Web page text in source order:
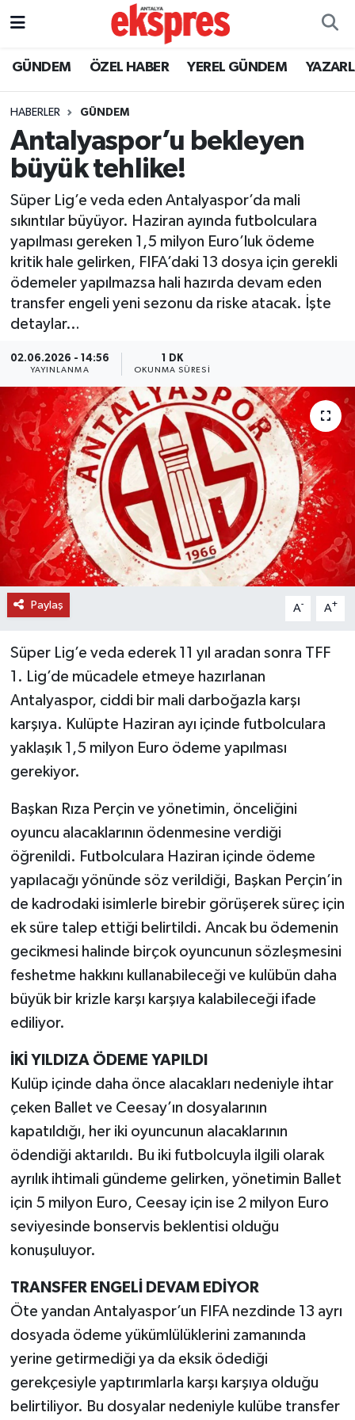
GÜNDEM ÖZEL HABER YEREL GÜNDEM
HABERLER GÜNDEM
Antalyaspor’u bekleyen
büyük tehlike!
Süper Lig’e veda eden Antalyaspor’da mali
sıkıntılar büyüyor. Haziran ayında futbolculara
yapılması gereken 1,5 milyon Euro’luk ödeme
kritik hale gelirken, FIFA’daki 13 dosya için gerekli
ödemeler yapılmazsa hali hazırda devam eden
transfer engeli yeni sezonu da riske atacak. İşte
detaylar…
02.06.2026 - 14:56
YAYINLANMA
1 DK
OKUNMA SÜRESI
Paylaş A- A+
Süper Lig’e veda ederek 11 yıl aradan sonra TFF
1. Lig’de mücadele etmeye hazırlanan
Antalyaspor, ciddi bir mali darboğazla karşı
karşıya. Kulüpte Haziran ayı içinde futbolculara
yaklaşık 1,5 milyon Euro ödeme yapılması
gerekiyor.
Başkan Rıza Perçin ve yönetimin, önceliğini
oyuncu alacaklarının ödenmesine verdiği
öğrenildi. Futbolculara Haziran içinde ödeme
yapılacağı yönünde söz verildiği, Başkan Perçin’in
de kadrodaki isimlerle birebir görüşerek süreç için
ek süre talep ettiği belirtildi. Ancak bu ödemenin
gecikmesi halinde birçok oyuncunun sözleşmesini
feshetme hakkını kullanabileceği ve kulübün daha
büyük bir krizle karşı karşıya kalabileceği ifade
ediliyor.
İKİ YILDIZA ÖDEME YAPILDI
Kulüp içinde daha önce alacakları nedeniyle ihtar
çeken Ballet ve Ceesay’ın dosyalarının
kapatıldığı, her iki oyuncunun alacaklarının
ödendiği aktarıldı. Bu iki futbolcuyla ilgili olarak
ayrılık ihtimali gündeme gelirken, yönetimin Ballet
için 5 milyon Euro, Ceesay için ise 2 milyon Euro
seviyesinde bonservis beklentisi olduğu
konuşuluyor.
TRANSFER ENGELİ DEVAM EDİYOR
Öte yandan Antalyaspor’un FIFA nezdinde 13 ayrı
dosyada ödeme yükümlülüklerini zamanında
yerine getirmediği ya da eksik ödediği
gerekçesiyle yaptırımlarla karşı karşıya olduğu
belirtiliyor. Bu dosyalar nedeniyle kulübe transfer
ÖZEL HABER
YEREL GÜNDEM
EKONOMİ
KÜLTÜR - SANAT
SPOR
SİYASET
EĞİTİM
TURİZM
RÖPORTAJ
VİDEO HABERLER
YAZARLAR
Nöbetçi Eczaneler
Trafik Durumu
Süper Lig Puan Durumu ve Fikstür
Tüm Manşetler
Son Dakika Haberleri
Haber Arşivi